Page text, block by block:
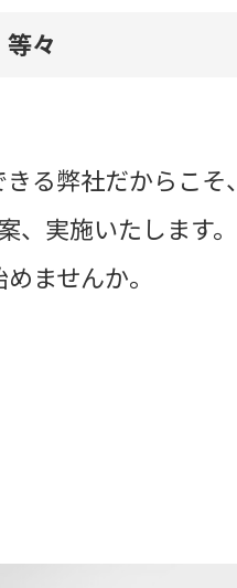
々
る弊社だからこそ、
実施いたします。
ませんか。